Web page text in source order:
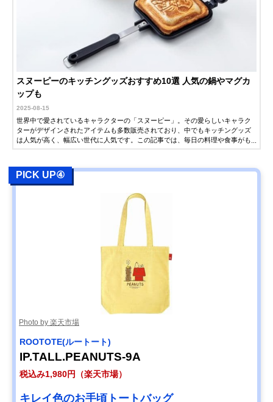
スヌーピーのキッチングッズおすすめ10選 人気の鍋やマグカ
ップも
2025-08-15
世界中で愛されているキャラクターの「スヌーピー」。その愛らしいキャラク
ターがデザインされたアイテムも多数販売されており、中でもキッチングッズ
は人気が高く、幅広い世代に人気です。この記事では、毎日の料理や食事がも
PICK UP④
Photo by 楽天市場
ROOTOTE(ルートート)
IP.TALL.PEANUTS-9A
税込み1,980円（楽天市場）
キレイ色のお手頃トートバッグ